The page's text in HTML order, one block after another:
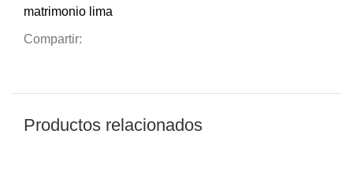
matrimonio lima
Compartir:
Productos relacionados